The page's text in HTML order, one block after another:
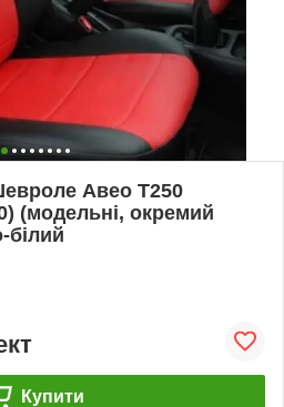
Авео Т250
(модельні, окремий
білий
Купити